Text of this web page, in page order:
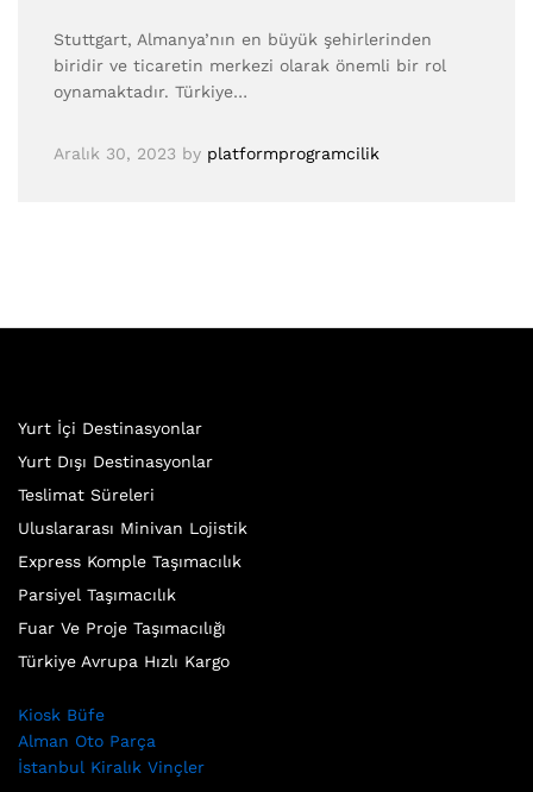
Stuttgart, Almanya’nın en büyük şehirlerinden
biridir ve ticaretin merkezi olarak önemli bir rol
oynamaktadır. Türkiye…
Aralık 30, 2023 by platformprogramcilik
Yurt İçi Destinasyonlar
Yurt Dışı Destinasyonlar
Teslimat Süreleri
Uluslararası Minivan Lojistik
Express Komple Taşımacılık
Parsiyel Taşımacılık
Fuar Ve Proje Taşımacılığı
Türkiye Avrupa Hızlı Kargo
Kiosk Büfe
Alman Oto Parça
İstanbul Kiralık Vinçler